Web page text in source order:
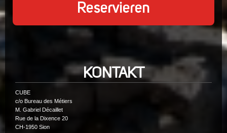
Reservieren
KONTAKT
CUBE
c/o Bureau des Métiers
M. Gabriel Décaillet
Rue de la Dixence 20
CH-1950 Sion